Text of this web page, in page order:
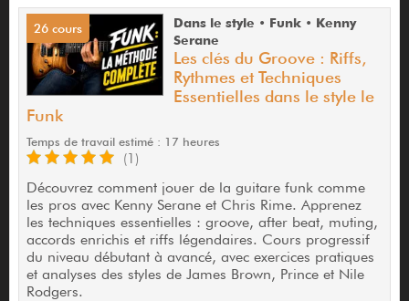
26 cours
Dans le style • Funk • Kenny
Serane
Les clés du Groove : Riffs,
Rythmes et Techniques
Essentielles dans le style le
Funk
Temps de travail estimé : 17 heures
(1)
Découvrez comment jouer de la guitare funk comme
les pros avec Kenny Serane et Chris Rime. Apprenez
les techniques essentielles : groove, after beat, muting,
accords enrichis et riffs légendaires. Cours progressif
du niveau débutant à avancé, avec exercices pratiques
et analyses des styles de James Brown, Prince et Nile
Rodgers.